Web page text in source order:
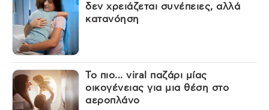
δεν χρειάζεται συνέπειες, αλλά
κατανόηση
Το πιο... viral παζάρι μίας
οικογένειας για μια θέση στο
αεροπλάνο